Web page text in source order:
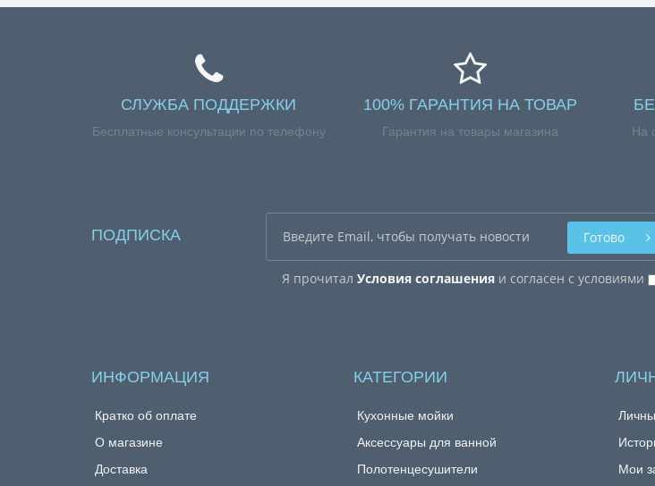
СЛУЖБА ПОДДЕРЖКИ
Бесплатные консультации по телефону
100% ГАРАНТИЯ НА ТОВАР
Гарантия на товары магазина На
ПОДПИСКА
Я прочитал Условия соглашенияи согласен с условиями
Готово
ИНФОРМАЦИЯ
Кратко об оплате
О магазине
Доставка
КАТЕГОРИИ
Кухонные мойки
Аксессуары для ванной
Полотенцесушители
Мои